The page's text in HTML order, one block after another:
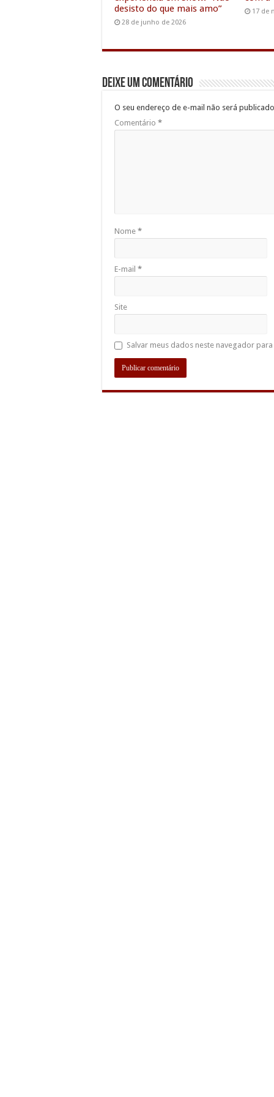
desisto do que mais amo”
28 de junho de 2026
17 de
Deixe um comentário
O seu endereço de e-mail não será
Comentário *
Nome *
E-mail *
Site
Salvar meus dados neste navegador